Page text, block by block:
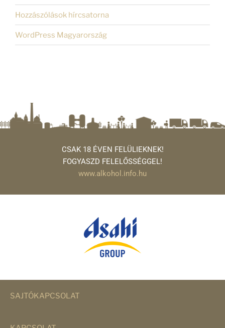
Hozzászólások hírcsatorna
WordPress Magyarország
CSAK 18 ÉVEN FELÜLIEKNEK!
FOGYASZD FELELŐSSÉGGEL!
www.alkohol.info.hu
SAJTÓKAPCSOLAT